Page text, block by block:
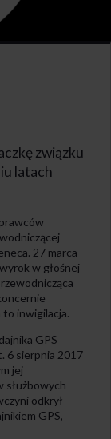
związku
latach
27 marca
w głośnej
to inwigilacja.
GPS
6 sierpnia 2017
jej
służbowych
odkrył
GPS,